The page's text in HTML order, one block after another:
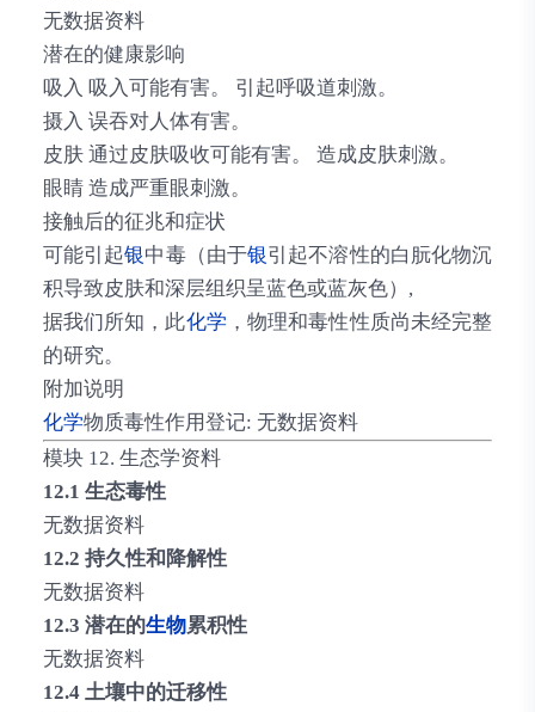
无数据资料
潜在的健康影响
吸入 吸入可能有害。 引起呼吸道刺激。
摄入 误吞对人体有害。
皮肤 通过皮肤吸收可能有害。 造成皮肤刺激。
眼睛 造成严重眼刺激。
接触后的征兆和症状
可能引起银中毒（由于银引起不溶性的白朊化物沉
积导致皮肤和深层组织呈蓝色或蓝灰色）,
据我们所知，此化学 ，物理和毒性性质尚未经完整
的研究。
附加说明
化学物质毒性作用登记: 无数据资料
模块 12. 生态学资料
12.1 生态毒性
无数据资料
12.2 持久性和降解性
无数据资料
12.3 潜在的生物累积性
无数据资料
12.4 土壤中的迁移性